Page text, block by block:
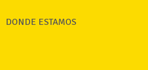
DONDE ESTAMOS